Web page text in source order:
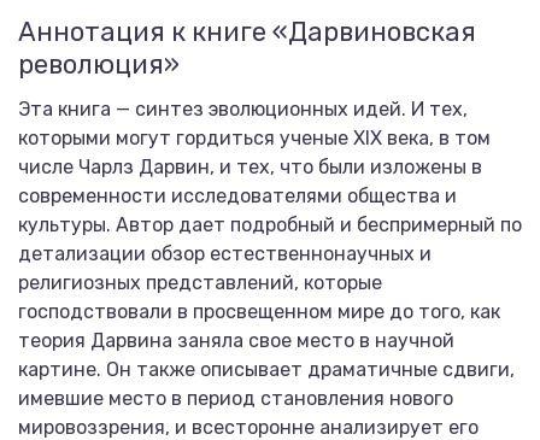
Аннотация к книге «Дарвиновская
революция»
Эта книга — синтез эволюционных идей. И тех,
которыми могут гордиться ученые XIX века, в том
числе Чарлз Дарвин, и тех, что были изложены в
современности исследователями общества и
культуры. Автор дает подробный и беспримерный по
детализации обзор естественнонаучных и
религиозных представлений, которые
господствовали в просвещенном мире до того, как
теория Дарвина заняла свое место в научной
картине. Он также описывает драматичные сдвиги,
имевшие место в период становления нового
мировоззрения, и всесторонне анализирует его